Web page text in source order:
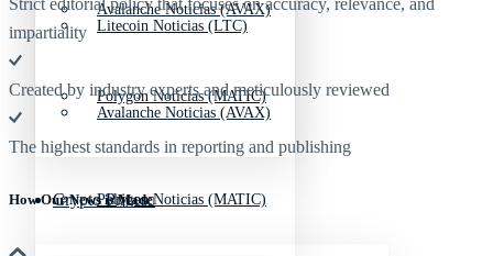
Avalanche Noticias (AVAX)
Polygon Noticias (MATIC)
Crypto Prices
Litecoin Noticias (LTC)
Avalanche Noticias (AVAX)
Polygon Noticias (MATIC)
Strict editorial policy that focuses on accuracy, relevance, and
impartiality
Created by industry experts and meticulously reviewed
The highest standards in reporting and publishing
How Our News is Made